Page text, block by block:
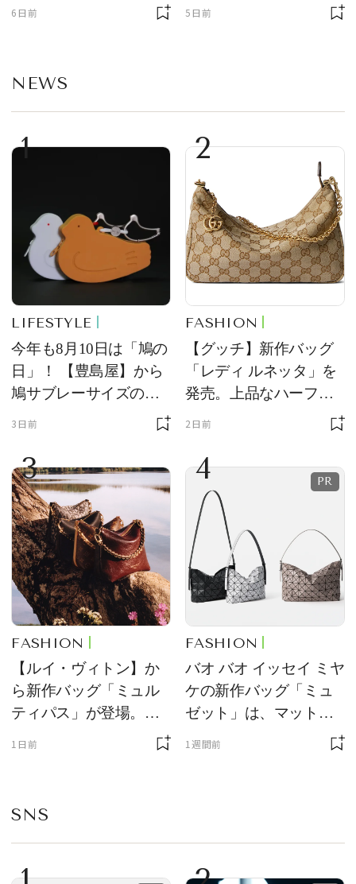
ゲット【＃SPURおやつ
6日前 5日前
NEWS
1
LIFESTYLE
今年も8月10日は「鳩の
日」！ 【豊島屋】から
鳩サブレーサイズのポ
ーチ「はとっこ」を限
3日前
2
FASHION
【グッチ】新作バッグ
「レディ ルネッタ」を
発売。上品なハーフム
ーン型がスタイリング
2日前
3
FASHION
【ルイ・ヴィトン】か
ら新作バッグ「ミュル
ティパス」が登場。ミ
ニサイズもラインナッ
1日前
4
FASHION
バオ バオ イッセイ ミヤ
ケの新作バッグ「ミュ
ゼット」は、マットな
1週間前
SNS